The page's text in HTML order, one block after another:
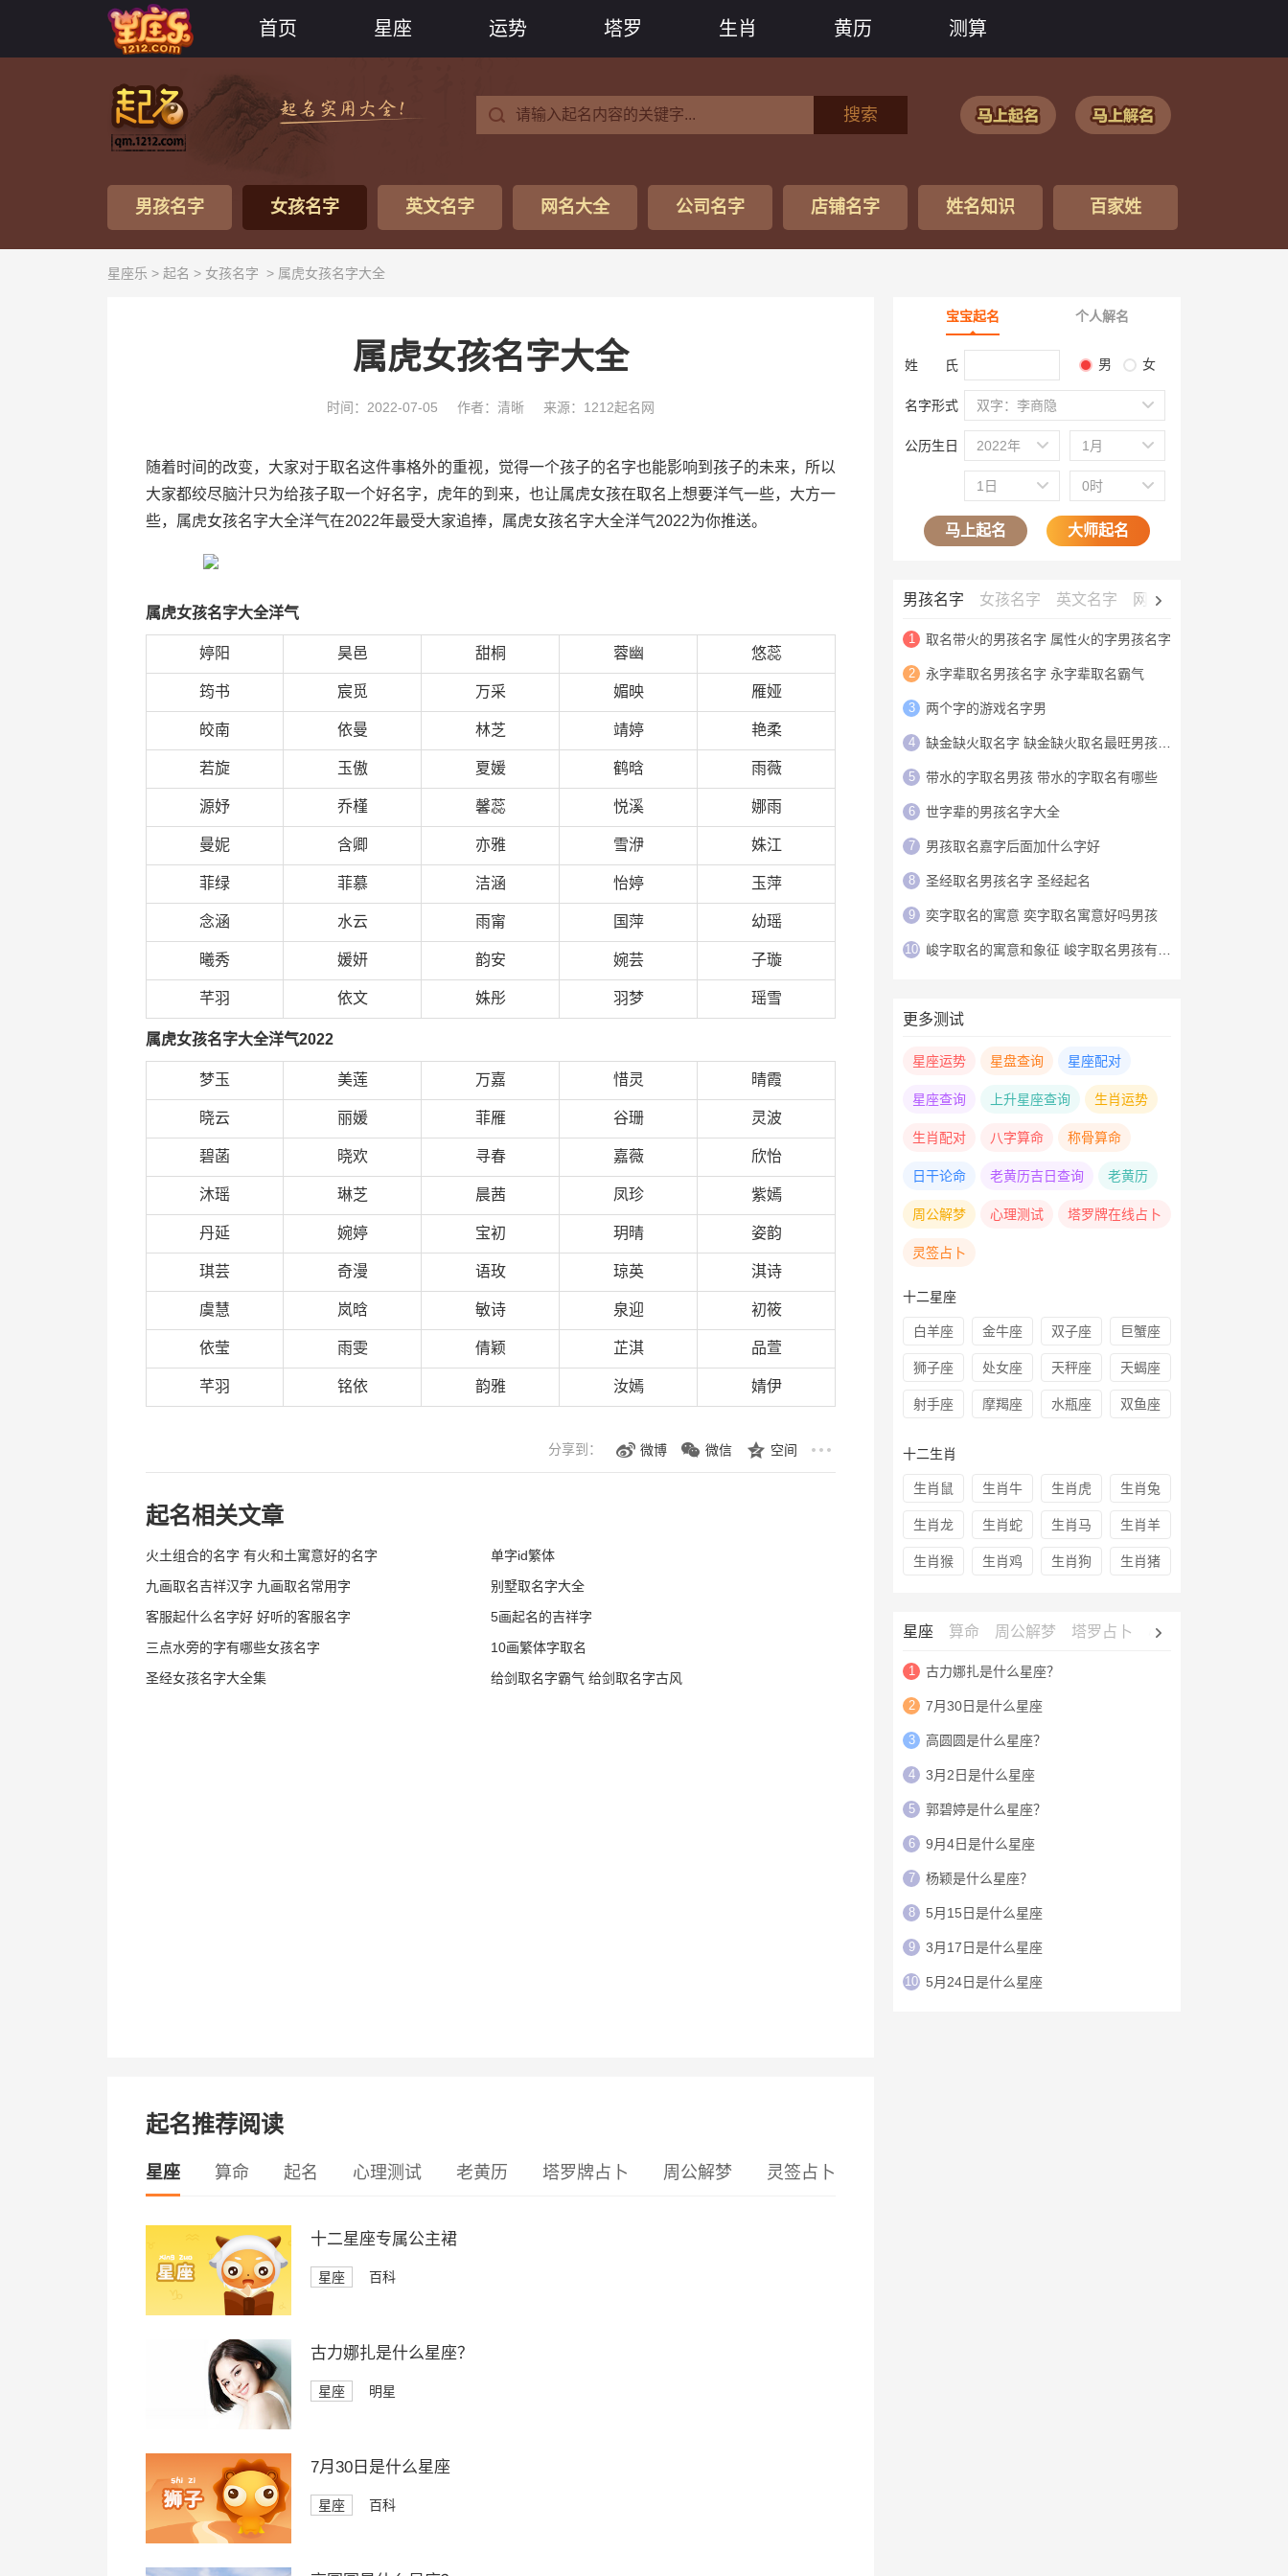
首页 星座 运势 塔罗 生肖 黄历 测算
搜索
男孩名字 女孩名字 英文名字 网名大全 公司名字 店铺名字 姓名知识 百家姓
星座乐 > 起名 > 女孩名字 > 属虎女孩名字大全
属虎女孩名字大全
时间：2022-07-05 作者：清晰 来源：1212起名网
随着时间的改变，大家对于取名这件事格外的重视，觉得一个孩子的名字也能影响到孩子的未来，所以
大家都绞尽脑汁只为给孩子取一个好名字，虎年的到来，也让属虎女孩在取名上想要洋气一些，大方一
些，属虎女孩名字大全洋气在2022年最受大家追捧，属虎女孩名字大全洋气2022为你推送。
属虎女孩名字大全洋气
婷阳 昊邑 甜桐 蓉幽 悠蕊
筠书 宸觅 万采 媚映 雁娅
皎南 依曼 林芝 靖婷 艳柔
若旋 玉傲 夏媛 鹤晗 雨薇
源妤 乔槿 馨蕊 悦溪 娜雨
曼妮 含卿 亦雅 雪洢 姝江
菲绿 菲慕 洁涵 怡婷 玉萍
念涵 水云 雨甯 国萍 幼瑶
曦秀 媛妍 韵安 婉芸 子璇
芊羽 依文 姝彤 羽梦 瑶雪
属虎女孩名字大全洋气2022
梦玉 美莲 万嘉 惜灵 晴霞
晓云 丽媛 菲雁 谷珊 灵波
碧菡 晓欢 寻春 嘉薇 欣怡
沐瑶 琳芝 晨茜 凤珍 紫嫣
丹延 婉婷 宝初 玥晴 姿韵
琪芸 奇漫 语玫 琼英 淇诗
虞慧 岚晗 敏诗 泉迎 初筱
依莹 雨雯 倩颖 芷淇 品萱
芊羽 铭依 韵雅 汝嫣 婧伊
分享到： 微博 微信 空间
起名相关文章
火土组合的名字 有火和土寓意好的名字
单字id繁体
九画取名吉祥汉字 九画取名常用字
别墅取名字大全
客服起什么名字好 好听的客服名字
5画起名的吉祥字
三点水旁的字有哪些女孩名字
10画繁体字取名
圣经女孩名字大全集
给剑取名字霸气 给剑取名字古风
起名推荐阅读
星座 算命 起名 心理测试 老黄历 塔罗牌占卜 周公解梦 灵签占卜
十二星座专属公主裙
星座 百科
古力娜扎是什么星座？
星座 明星
7月30日是什么星座
星座 百科
宝宝起名 个人解名
姓 氏 男 女
名字形式 双字：李商隐
公历生日 2022年 1月
1日 0时
马上起名 大师起名
男孩名字 女孩名字 英文名字 网名大全
1 取名带火的男孩名字 属性火的字男孩名字
2 永字辈取名男孩名字 永字辈取名霸气
3 两个字的游戏名字男
4 缺金缺火取名字 缺金缺火取名最旺男孩名字
5 带水的字取名男孩 带水的字取名有哪些
6 世字辈的男孩名字大全
7 男孩取名嘉字后面加什么字好
8 圣经取名男孩名字 圣经起名
9 奕字取名的寓意 奕字取名寓意好吗男孩
10 峻字取名的寓意和象征 峻字取名男孩有寓意
更多测试
星座运势 星盘查询 星座配对
星座查询 上升星座查询 生肖运势
生肖配对 八字算命 称骨算命
日干论命 老黄历吉日查询 老黄历
周公解梦 心理测试 塔罗牌在线占卜
灵签占卜
十二星座
白羊座 金牛座 双子座 巨蟹座
狮子座 处女座 天秤座 天蝎座
射手座 摩羯座 水瓶座 双鱼座
十二生肖
生肖鼠 生肖牛 生肖虎 生肖兔
生肖龙 生肖蛇 生肖马 生肖羊
生肖猴 生肖鸡 生肖狗 生肖猪
星座 算命 周公解梦 塔罗占卜 心理测试
1 古力娜扎是什么星座？
2 7月30日是什么星座
3 高圆圆是什么星座？
4 3月2日是什么星座
5 郭碧婷是什么星座？
6 9月4日是什么星座
7 杨颖是什么星座？
8 5月15日是什么星座
9 3月17日是什么星座
10 5月24日是什么星座